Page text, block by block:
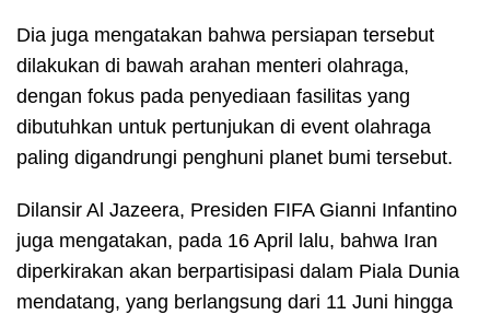
Dia juga mengatakan bahwa persiapan tersebut
dilakukan di bawah arahan menteri olahraga,
dengan fokus pada penyediaan fasilitas yang
dibutuhkan untuk pertunjukan di event olahraga
paling digandrungi penghuni planet bumi tersebut.
Dilansir Al Jazeera, Presiden FIFA Gianni Infantino
juga mengatakan, pada 16 April lalu, bahwa Iran
diperkirakan akan berpartisipasi dalam Piala Dunia
mendatang, yang berlangsung dari 11 Juni hingga